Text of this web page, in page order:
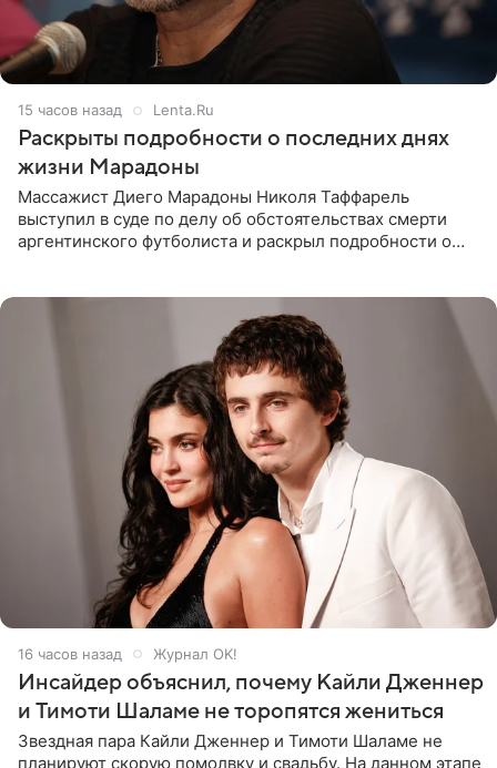
15 часов назад Lenta.Ru
Раскрыты подробности о последних днях
жизни Марадоны
Массажист Диего Марадоны Николя Таффарель
выступил в суде по делу об обстоятельствах смерти
аргентинского футболиста и раскрыл подробности о
16 часов назад Журнал OK!
Инсайдер объяснил, почему Кайли Дженнер
и Тимоти Шаламе не торопятся жениться
Звездная пара Кайли Дженнер и Тимоти Шаламе не
планируют скорую помолвку и свадьбу. На данном этапе